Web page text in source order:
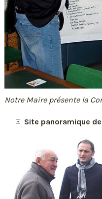
Notre Maire présente la
Site panoramique